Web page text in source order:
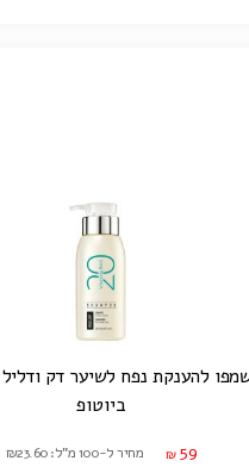
ביוטופ
₪ 59 מחיר ל-100 מ"ל: ₪23.60